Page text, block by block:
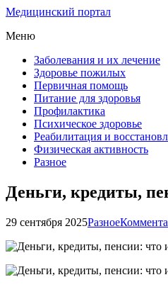
Медицинский портал
Меню
Заболевания и их лечение
Здоровье пожилых
Первичная помощь
Питание для здоровья
Профилактика
Психическое здоровье
Реабилитация и
Физическая активность
Разное
Деньги, кредиты,
29 сентября 2025Разное